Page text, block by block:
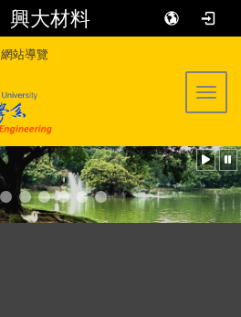
興大材料
網站導覽